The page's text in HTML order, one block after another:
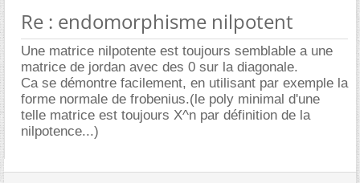
Re : endomorphisme nilpotent
Une matrice nilpotente est toujours semblable a une
matrice de jordan avec des 0 sur la diagonale.
Ca se démontre facilement, en utilisant par exemple la
forme normale de frobenius.(le poly minimal d'une
telle matrice est toujours X^n par définition de la
nilpotence...)